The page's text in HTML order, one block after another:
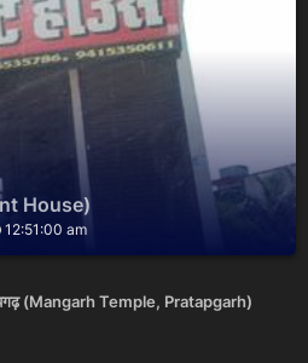
House)
12:51:00 am
(Mangarh Temple, Pratapgarh)